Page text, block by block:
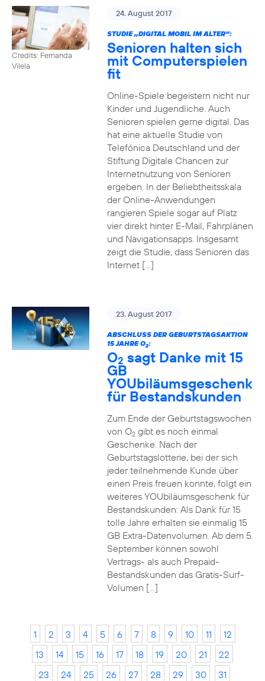
Credits: Fernanda
Vilela
24. August 2017
STUDIE „DIGITAL MOBIL IM ALTER“:
Senioren halten sich
mit Computerspielen
fit
Online-Spiele begeistern nicht nur
Kinder und Jugendliche. Auch
Senioren spielen gerne digital. Das
hat eine aktuelle Studie von
Telefónica Deutschland und der
Stiftung Digitale Chancen zur
Internetnutzung von Senioren
ergeben. In der Beliebtheitsskala
der Online-Anwendungen
rangieren Spiele sogar auf Platz
vier direkt hinter E-Mail, Fahrplänen
und Navigationsapps. Insgesamt
zeigt die Studie, dass Senioren das
Internet […]
23. August 2017
ABSCHLUSS DER GEBURTSTAGSAKTION
15 JAHRE O2:
O2 sagt Danke mit 15
GB
YOUbiläumsgeschenk
für Bestandskunden
Zum Ende der Geburtstagswochen
von O2gibt es noch einmal
Geschenke. Nach der
Geburtstagslotterie, bei der sich
jeder teilnehmende Kunde über
einen Preis freuen konnte, folgt ein
weiteres YOUbiläumsgeschenk für
Bestandskunden: Als Dank für 15
tolle Jahre erhalten sie einmalig 15
GB Extra-Datenvolumen. Ab dem 5.
September können sowohl
Vertrags- als auch Prepaid-
Bestandskunden das Gratis-Surf-
Volumen […]
1 2 3 4 5 6 7 8 9 10 11
12
13
14 15 16 17 18 19 20 21
22
23
24 25 26 27 28 29 30
31